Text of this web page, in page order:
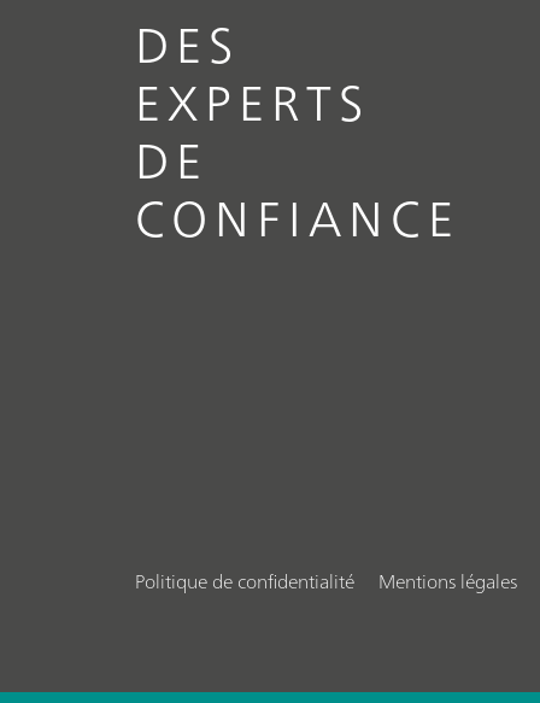
DES
EXPERTS
DE
CONFIANCE
Politique de confidentialité Mentions légales